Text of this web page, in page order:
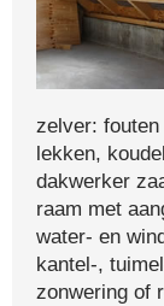
zelver:
lekken,
dakwerker
raam met
water- en
kantel-,
zonwering of